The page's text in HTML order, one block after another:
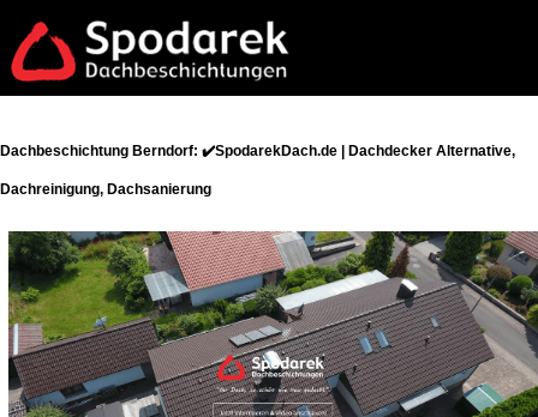
Dachbeschichtung Berndorf: ✔️SpodarekDach.de | Dachdecker Alternative,
Dachreinigung, Dachsanierung